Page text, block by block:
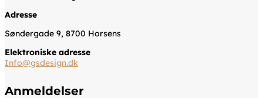
Adresse
Søndergade 9, 8700 Horsens
Elektroniske adresse
Info@gsdesign.dk
Anmeldelser